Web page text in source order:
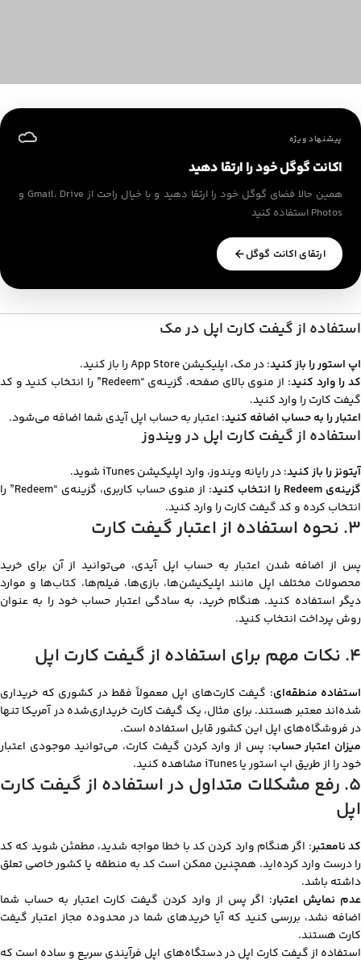
پیشنهاد ویژه
اکانت گوگل خود را ارتقا دهید
همین حالا فضای گوگل خود را ارتقا دهید و با خیال راحت از Gmail، Drive و
Photos استفاده کنید
ارتقای اکانت گوگل
استفاده از گیفت کارت اپل در مک
اپ استور را باز کنید: در مک، اپلیکیشن App Store را باز کنید.
کد را وارد کنید
: از منوی بالای صفحه، گزینه‌ی “Redeem” را انتخاب کنید و کد
گیفت کارت را وارد کنید.
اعتبار را به حساب اضافه کنید: اعتبار به حساب اپل آیدی شما اضافه می‌شود.
استفاده از گیفت کارت اپل در ویندوز
آیتونز را باز کنید: در رایانه ویندوز، وارد اپلیکیشن iTunes شوید.
گزینه‌ی Redeem را انتخاب کنید
: از منوی حساب کاربری، گزینه‌ی “Redeem” را
انتخاب کرده و کد گیفت کارت را وارد کنید.
۳. نحوه استفاده از اعتبار گیفت کارت
پس از اضافه شدن اعتبار به حساب اپل آیدی، می‌توانید از آن برای خرید
محصولات مختلف اپل مانند اپلیکیشن‌ها، بازی‌ها، فیلم‌ها، کتاب‌ها و موارد
دیگر استفاده کنید. هنگام خرید، به سادگی اعتبار حساب خود را به عنوان
روش پرداخت انتخاب کنید.
۴. نکات مهم برای استفاده از گیفت کارت اپل
استفاده منطقه‌ای: گیفت کارت‌های اپل معمولاً فقط در کشوری که خریداری
شده‌اند معتبر هستند. برای مثال، یک گیفت کارت خریداری‌شده در آمریکا تنها
در فروشگاه‌های اپل این کشور قابل استفاده است.
میزان اعتبار حساب: پس از وارد کردن گیفت کارت، می‌توانید موجودی اعتبار
خود را از طریق اپ استور یا iTunes مشاهده کنید.
۵. رفع مشکلات متداول در استفاده از گیفت کارت
اپل
کد نامعتبر: اگر هنگام وارد کردن کد با خطا مواجه شدید، مطمئن شوید که کد
را درست وارد کرده‌اید. همچنین ممکن است کد به منطقه یا کشور خاصی تعلق
داشته باشد.
عدم نمایش اعتبار: اگر پس از وارد کردن گیفت کارت اعتبار به حساب شما
اضافه نشد، بررسی کنید که آیا خریدهای شما در محدوده مجاز اعتبار گیفت
کارت هستند.
استفاده از گیفت کارت اپل در دستگاه‌های اپل فرآیندی سریع و ساده است که